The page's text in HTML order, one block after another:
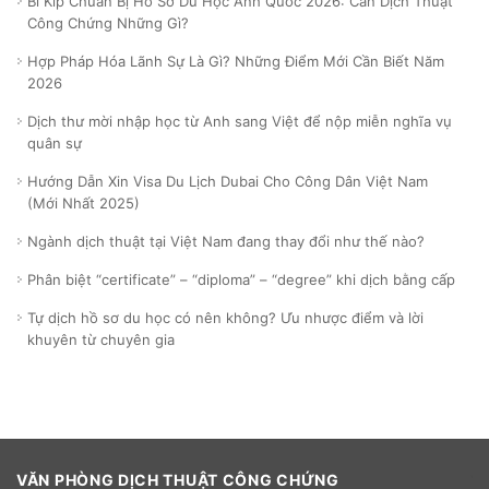
Công Chứng Những Gì?
Hợp Pháp Hóa Lãnh Sự Là Gì? Những Điểm Mới Cần Biết Năm
2026
Dịch thư mời nhập học từ Anh sang Việt để nộp miễn nghĩa vụ
quân sự
Hướng Dẫn Xin Visa Du Lịch Dubai Cho Công Dân Việt Nam
(Mới Nhất 2025)
Ngành dịch thuật tại Việt Nam đang thay đổi như thế nào?
Phân biệt “certificate” – “diploma” – “degree” khi dịch bằng cấp
Tự dịch hồ sơ du học có nên không? Ưu nhược điểm và lời
khuyên từ chuyên gia
VĂN PHÒNG DỊCH THUẬT CÔNG CHỨNG